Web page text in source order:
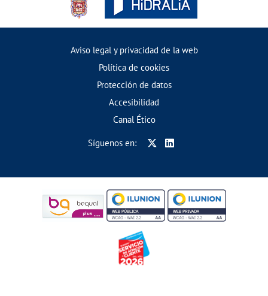
Aviso legal y privacidad de la web
Política de cookies
Protección de datos
Accesibilidad
Canal Ético
Síguenos en: